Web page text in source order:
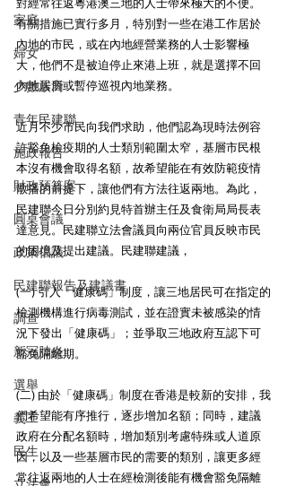
家庭
婦女
少數族裔
青年民建聯
施政報告
財政預算案
圓桌會議
政策倡議
民建聯報告及建議書
調查
新冠肺炎
選舉
義工
民生
有關措施已實行多月，特別對一些在港工作居於
內地的市民，或在內地經營業務的人士影響極
大，他們不是被迫停止來港上班，就是選擇不回
內地居所或暫停巡視內地業務。
近月不少市民向我們求助，他們認為現時法例容
許豁免檢疫期的人士類別範圍太窄，基層市民根
本沒有機會取得名額，故希望能在有效防範疫情
散播的前提下，讓他們有方法往返兩地。為此，
民建聯今日分別約見特首辦主任及食衛局局長表
達意見。民建聯立法會議員向兩位官員反映市民
的困境及提出建議。民建聯建議，
(一) 引入「健康碼」制度，讓三地居民可在指定的
檢測機構進行病毒測試，並在證實未被感染的情
況下發出「健康碼」；並爭取三地政府互認下可
豁免隔離期。
(二) 由於「健康碼」制度在香港是較新的安排，我
們希望能有序推行，逐步增加名額；同時，建議
政府在分配名額時，增加類別考慮特殊或人道原
因，以及一些基層市民的需要的類別，讓更多經
常往返兩地的人士在經檢測後能有機會豁免隔離